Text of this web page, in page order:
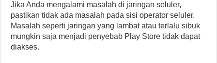
Jika Anda mengalami masalah di jaringan seluler,
pastikan tidak ada masalah pada sisi operator seluler.
Masalah seperti jaringan yang lambat atau terlalu sibuk
mungkin saja menjadi penyebab Play Store tidak dapat
diakses.